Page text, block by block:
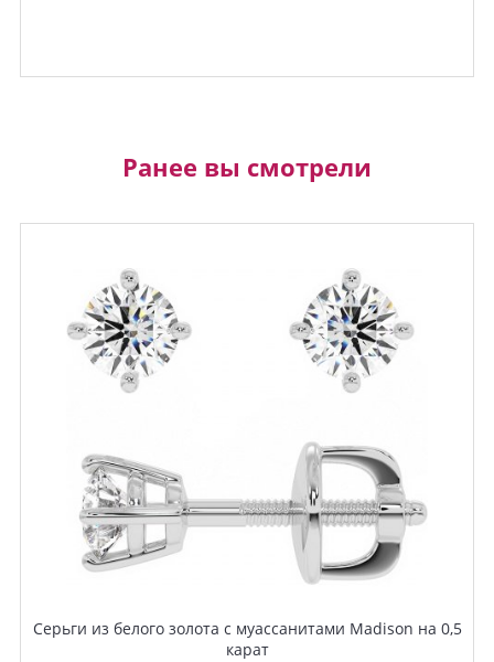
Ранее вы смотрели
Серьги из белого золота с муассанитами Madison на 0,5
карат